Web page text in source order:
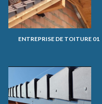
ENTREPRISE DE TOITURE 01